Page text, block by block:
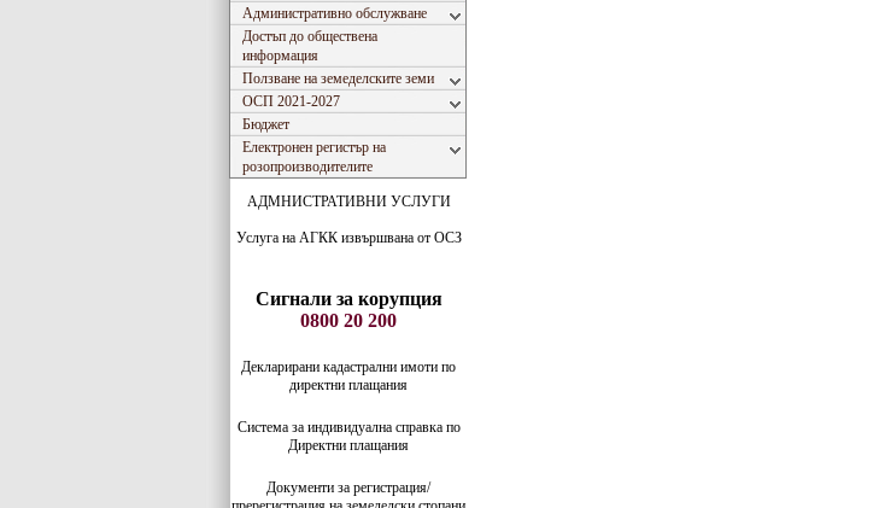
Административно обслужване
Достъп до обществена
информация
Ползване на земеделските земи
ОСП 2021-2027
Бюджет
Електронен регистър на
розопроизводителите
АДМНИСТРАТИВНИ УСЛУГИ
Услуга на АГКК извършвана от ОСЗ
Сигнали за корупция
0800 20 200
Декларирани кадастрални имоти по
директни плащания
Система за индивидуaлна справка по
Директни плащания
Документи за регистрация/